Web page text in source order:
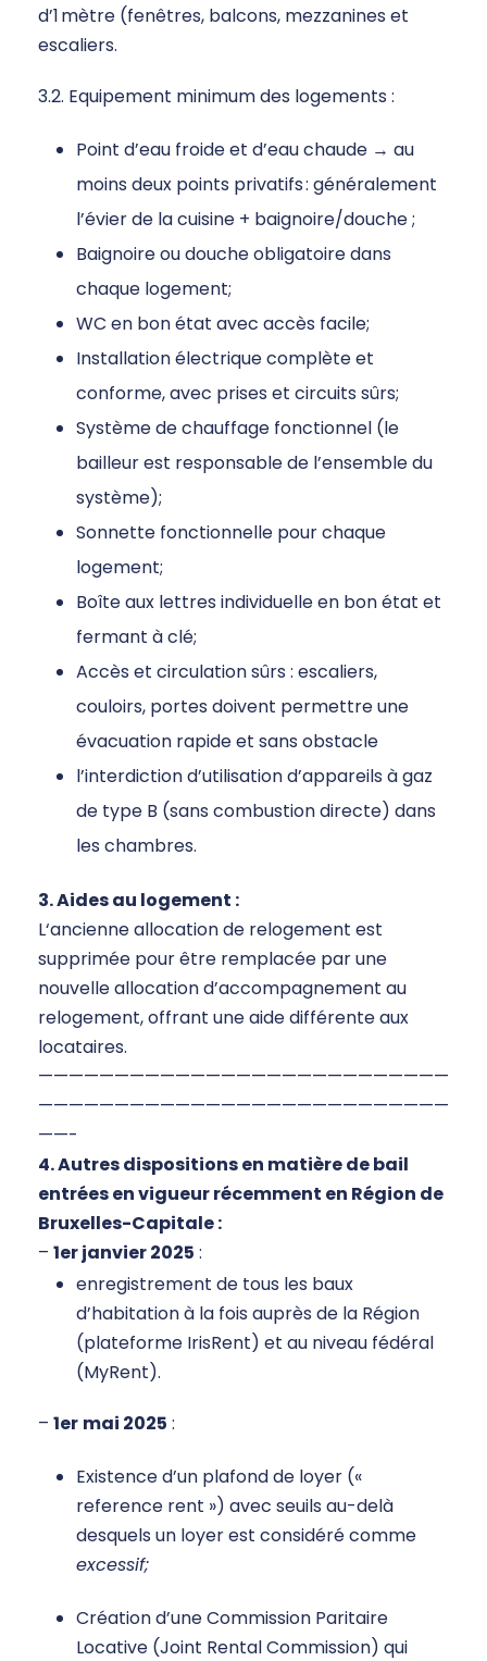
d’1 mètre (fenêtres, balcons, mezzanines et
escaliers.
3.2. Equipement minimum des logements :
Point d’eau froide et d’eau chaude → au
moins deux points privatifs : généralement
l’évier de la cuisine + baignoire/douche ;
Baignoire ou douche obligatoire dans
chaque logement;
WC en bon état avec accès facile;
Installation électrique complète et
conforme, avec prises et circuits sûrs;
Système de chauffage fonctionnel (le
bailleur est responsable de l’ensemble du
système);
Sonnette fonctionnelle pour chaque
logement;
Boîte aux lettres individuelle en bon état et
fermant à clé;
Accès et circulation sûrs : escaliers,
couloirs, portes doivent permettre une
évacuation rapide et sans obstacle
l’interdiction d’utilisation d’appareils à gaz
de type B (sans combustion directe) dans
les chambres.
3. Aides au logement :
L‘ancienne allocation de relogement est
supprimée pour être remplacée par une
nouvelle allocation d’accompagnement au
relogement, offrant une aide différente aux
locataires.
———————————————————————————
———————————————————————————
——-
4. Autres dispositions en matière de bail
entrées en vigueur récemment en Région de
Bruxelles-Capitale :
– 1er janvier 2025 :
enregistrement de tous les baux
d’habitation à la fois auprès de la Région
(plateforme IrisRent) et au niveau fédéral
(MyRent).
– 1er mai 2025 :
Existence d’un plafond de loyer («
reference rent ») avec seuils au-delà
desquels un loyer est considéré comme
excessif;
Création d’une Commission Paritaire
Locative (Joint Rental Commission) qui